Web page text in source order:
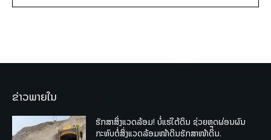
ຂ່າວພາຍໃນ
ຮັກສາສິ່ງແວດລ້ອມ! ບໍ່ແຮ່ໃຕ້ດິນ ຊ່ວຍຫຼຸດຜ່ອນຜົນ
ກະທົບຕໍ່ສິ່ງແວດລ້ອມໜ້າດິນຮັກສາໜ້າດິນ.